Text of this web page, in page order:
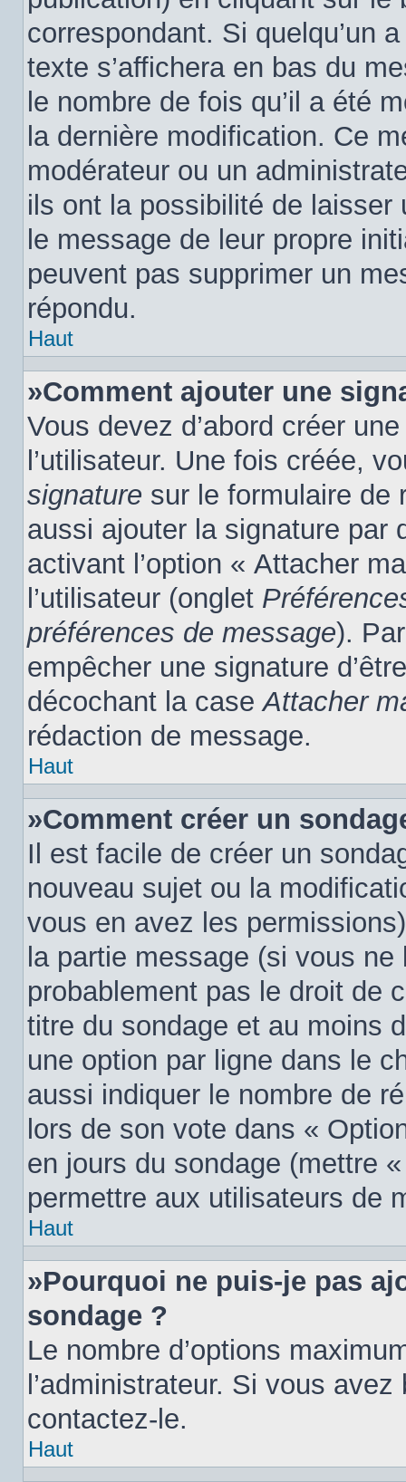
correspondant. Si quelqu’un
texte s’affichera en bas du
le nombre de fois qu’il a été
la dernière modification. Ce
modérateur ou un
ils ont la possibilité de laisser
le message de leur propre
peuvent pas supprimer un
répondu.
Haut
»Comment ajouter une
Vous devez d’abord créer
l’utilisateur. Une fois créée,
signature sur le formulaire de
aussi ajouter la signature par
activant l’option « Attacher
l’utilisateur (onglet
préférences de message).
empêcher une signature
décochant la caseAttacher
rédaction de message.
Haut
»Comment créer un
Il est facile de créer un
nouveau sujet ou la
vous en avez les
la partie message (si vous
probablement pas le droit de
titre du sondage et au moins
une option par ligne dans le
aussi indiquer le nombre de
lors de son vote dans «
en jours du sondage (mettre
permettre aux utilisateurs de
Haut
»Pourquoi ne puis-je pas
sondage ?
Le nombre d’options
l’administrateur. Si vous
contactez-le.
Haut